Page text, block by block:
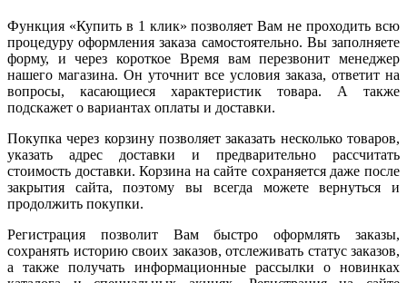
Функция «Купить в 1 клик» позволяет Вам не проходить всю
процедуру оформления заказа самостоятельно. Вы заполняете
форму, и через короткое Время вам перезвонит менеджер
нашего магазина. Он уточнит все условия заказа, ответит на
вопросы, касающиеся характеристик товара. А также
подскажет о вариантах оплаты и доставки.
Покупка через корзину позволяет заказать несколько товаров,
указать адрес доставки и предварительно рассчитать
стоимость доставки. Корзина на сайте сохраняется даже после
закрытия сайта, поэтому вы всегда можете вернуться и
продолжить покупки.
Регистрация позволит Вам быстро оформлять заказы,
сохранять историю своих заказов, отслеживать статус заказов,
а также получать информационные рассылки о новинках